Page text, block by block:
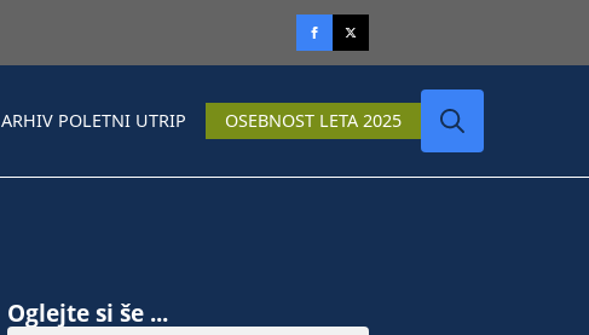
ARHIV POLETNI UTRIP OSEBNOST LETA 2025
Oglejte si še ...